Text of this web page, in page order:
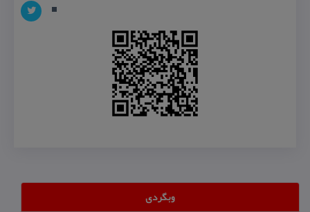
وبگردی